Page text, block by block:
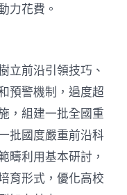
力花費。
立前沿引領技巧、
預警機制，過度超
，組建一批全國重
批國度嚴重前沿科
疇利用基本研討，
育形式，優化高校